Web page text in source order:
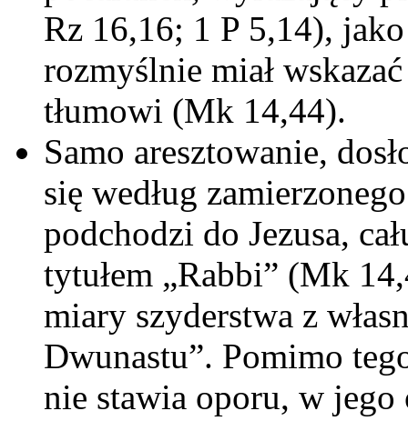
Rz 16,16; 1 P 5,14),
rozmyślnie miał
tłumowi (Mk 14,44).
Samo aresztowanie,
się według
podchodzi do Jezusa,
tytułem „Rabbi” (Mk
miary szyderstwa z
Dwunastu”. Pomimo
nie stawia oporu, w jego